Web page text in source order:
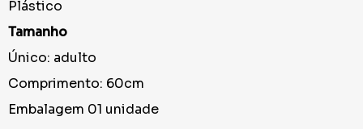
Plástico
Tamanho
Único: adulto
Comprimento: 60cm
Embalagem 01 unidade